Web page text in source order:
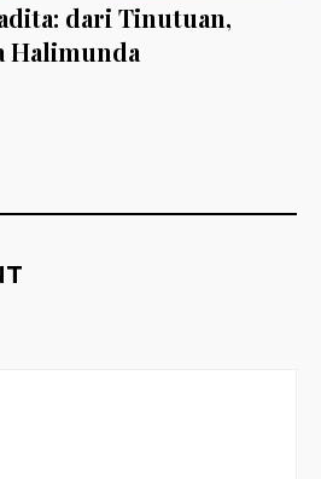
dari Tinutuan,
Halimunda